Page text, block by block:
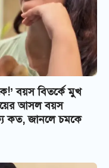
বয়স বিতর্কে মুখ
আসল বয়স
কত, জানলে চমকে